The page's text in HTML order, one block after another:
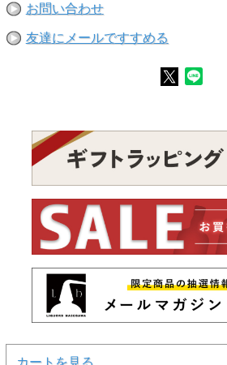
お問い合わせ
友達にメールですすめる
カートを見る